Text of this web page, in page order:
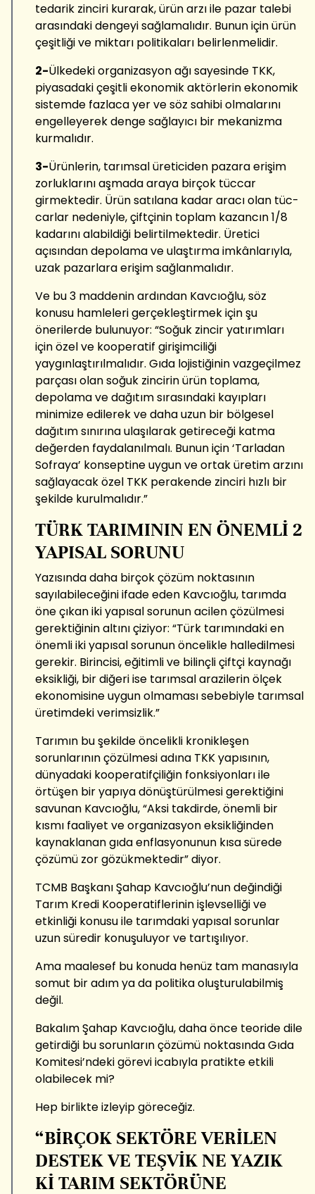
tedarik zinciri kurarak, ürün arzı ile pazar talebi
arasındaki dengeyi sağlamalıdır. Bunun için ürün
çeşitliği ve miktarı politikaları belirlenmelidir.
2-Ülkedeki organizasyon ağı sayesinde TKK,
piyasadaki çeşitli ekonomik aktörlerin ekonomik
sistemde fazlaca yer ve söz sahibi olmalarını
engelleyerek denge sağlayıcı bir mekanizma
kurmalıdır.
3-Ürünlerin, tarımsal üreticiden pazara erişim
zorluklarını aşmada araya birçok tüccar
girmektedir. Ürün satılana kadar aracı olan tüc­
carlar nedeniyle, çiftçinin toplam kazancın 1/8
kadarını alabildiği belirtilmektedir. Üretici
açısından depolama ve ulaştırma imkânlarıyla,
uzak pazarlara erişim sağlanmalıdır.
Ve bu 3 maddenin ardından Kavcıoğlu, söz
konusu hamleleri gerçekleştirmek için şu
önerilerde bulunuyor: “Soğuk zincir yatırımları
için özel ve kooperatif girişimciliği
yaygınlaştırılmalıdır. Gıda lojistiğinin vazgeçilmez
parçası olan soğuk zincirin ürün toplama,
depolama ve dağıtım sırasındaki kayıpları
minimize edilerek ve daha uzun bir bölgesel
dağıtım sınırına ulaşılarak getireceği katma
değerden faydalanılmalı. Bunun için ‘Tarladan
Sofraya’ konseptine uygun ve ortak üretim arzını
sağlayacak özel TKK perakende zinciri hızlı bir
şekilde kurulmalıdır.”
TÜRK TARIMININ EN ÖNEMLİ 2
YAPISAL SORUNU
Yazısında daha birçok çözüm noktasının
sayılabileceğini ifade eden Kavcıoğlu, tarımda
öne çıkan iki yapısal sorunun acilen çözülmesi
gerektiğinin altını çiziyor: “Türk tarımındaki en
önemli iki yapısal sorunun öncelikle halledilmesi
gerekir. Birincisi, eğitimli ve bilinçli çiftçi kaynağı
eksikliği, bir diğeri ise tarımsal arazilerin ölçek
ekonomisine uygun olmaması sebebiyle tarımsal
üretimdeki verimsizlik.”
Tarımın bu şekilde öncelikli kronikleşen
sorunlarının çözülmesi adına TKK yapısının,
dünyadaki kooperatifçiliğin fonksiyonları ile
örtüşen bir yapıya dönüştürülmesi gerektiğini
savunan Kavcıoğlu, “Aksi takdirde, önemli bir
kısmı faaliyet ve organizasyon eksikliğinden
kaynaklanan gıda enflasyonunun kısa sürede
çözümü zor gözükmektedir” diyor.
TCMB Başkanı Şahap Kavcıoğlu’nun değindiği
Tarım Kredi Kooperatiflerinin işlevselliği ve
etkinliği konusu ile tarımdaki yapısal sorunlar
uzun süredir konuşuluyor ve tartışılıyor.
Ama maalesef bu konuda henüz tam manasıyla
somut bir adım ya da politika oluşturulabilmiş
değil.
Bakalım Şahap Kavcıoğlu, daha önce teoride dile
getirdiği bu sorunların çözümü noktasında Gıda
Komitesi’ndeki görevi icabıyla pratikte etkili
olabilecek mi?
Hep birlikte izleyip göreceğiz.
“BİRÇOK SEKTÖRE VERİLEN
DESTEK VE TEŞVİK NE YAZIK
Kİ TARIM SEKTÖRÜNE